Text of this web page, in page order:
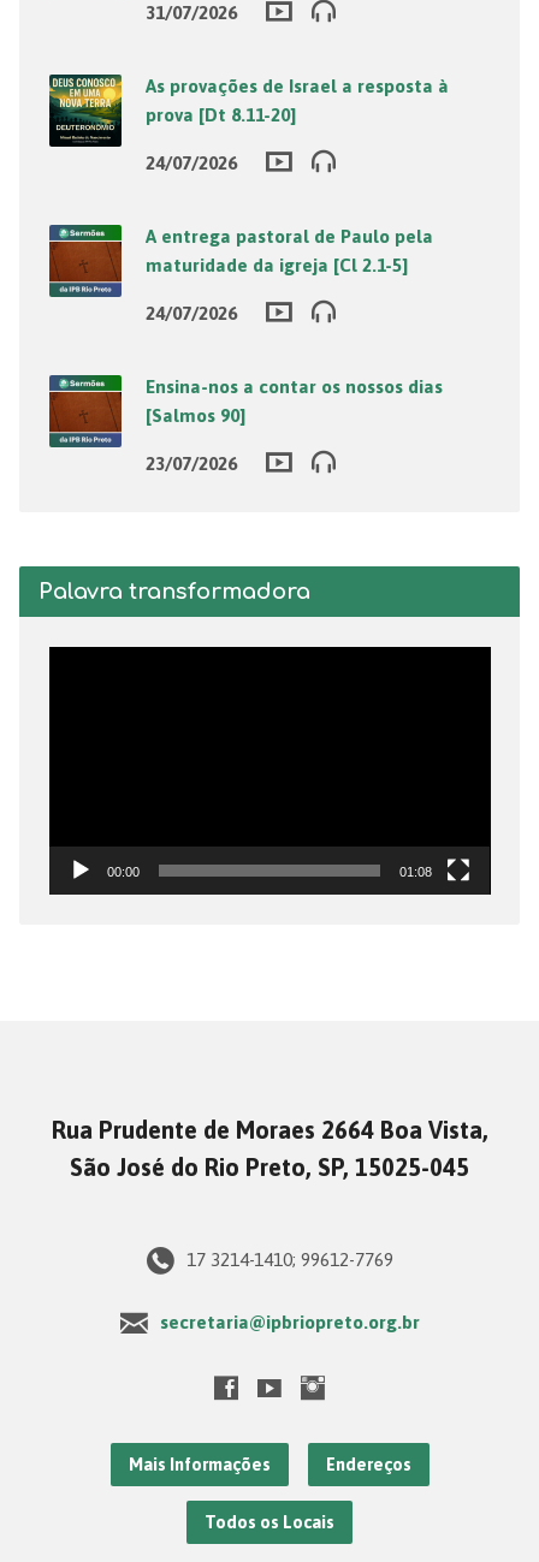
31/07/2026
As provações de Israel a resposta à
prova [Dt 8.11-20]
24/07/2026
A entrega pastoral de Paulo pela
maturidade da igreja [Cl 2.1-5]
24/07/2026
Ensina-nos a contar os nossos dias
[Salmos 90]
23/07/2026
Palavra transformadora
00:00 01:08
Rua Prudente de Moraes 2664 Boa Vista,
São José do Rio Preto, SP, 15025-045
17 3214-1410; 99612-7769
secretaria@ipbriopreto.org.br
Mais Informações Endereços
Todos os Locais